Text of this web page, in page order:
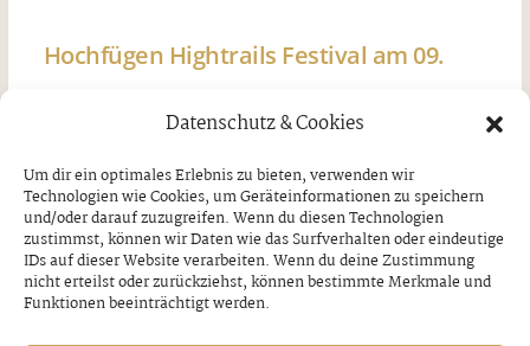
Datenschutz & Cookies
Um dir ein optimales Erlebnis zu bieten, verwenden wir
Technologien wie Cookies, um Geräteinformationen zu speichern
und/oder darauf zuzugreifen. Wenn du diesen Technologien
zustimmst, können wir Daten wie das Surfverhalten oder eindeutige
IDs auf dieser Website verarbeiten. Wenn du deine Zustimmung
nicht erteilst oder zurückziehst, können bestimmte Merkmale und
Funktionen beeinträchtigt werden.
Hochfügen Hightrails Festival am 09.